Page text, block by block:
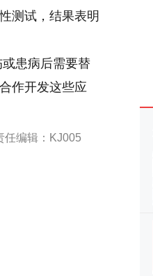
测试，结果表明
患病后需要替
作开发这些应
任编辑：KJ005